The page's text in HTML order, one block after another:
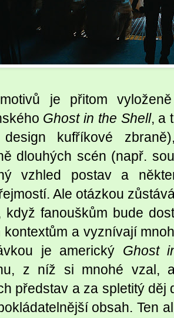
je přitom
Ghost in the Shell, a
design kufříkové
dlouhých scén (např.
vzhled postav a
Ale otázkou
když fanouškům bude
kontextům a vyznívají
je americký Ghost
z níž si mnohé vzal,
představ a za spletitý děj
obsah. Ten